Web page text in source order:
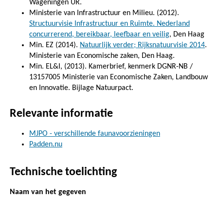
Wageningen UR.
Ministerie van Infrastructuur en Milieu. (2012).
Structuurvisie Infrastructuur en Ruimte. Nederland
concurrerend, bereikbaar, leefbaar en veilig, Den Haag
Min. EZ (2014). Natuurlijk verder; Rijksnatuurvisie 2014.
Ministerie van Economische zaken, Den Haag.
Min. EL&I, (2013). Kamerbrief, kenmerk DGNR-NB /
13157005 Ministerie van Economische Zaken, Landbouw
en Innovatie. Bijlage Natuurpact.
Relevante informatie
MJPO - verschillende faunavoorzieningen
Padden.nu
Technische toelichting
Naam van het gegeven